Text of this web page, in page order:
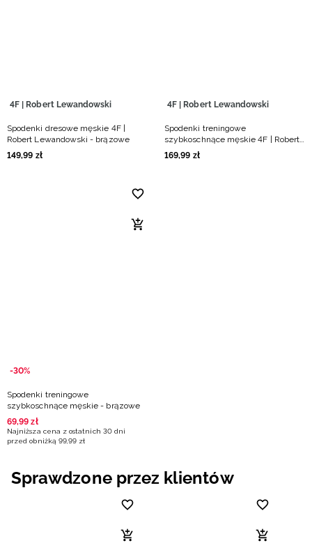
4F | Robert Lewandowski
Spodenki dresowe męskie 4F |
Robert Lewandowski - brązowe
149,99 zł
4F | Robert Lewandowski
Spodenki treningowe
szybkoschnące męskie 4F | Robert
Lewandowski - brązowe
169,99 zł
-30%
Spodenki treningowe
szybkoschnące męskie - brązowe
69,99 zł
Najniższa cena z ostatnich 30 dni
przed obniżką 99,99 zł
Sprawdzone przez klientów